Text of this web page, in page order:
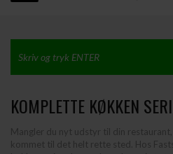
KOMPLETTE KØKKEN
Mangler du nyt udstyr til din
kommet til det helt rette sted. Hos